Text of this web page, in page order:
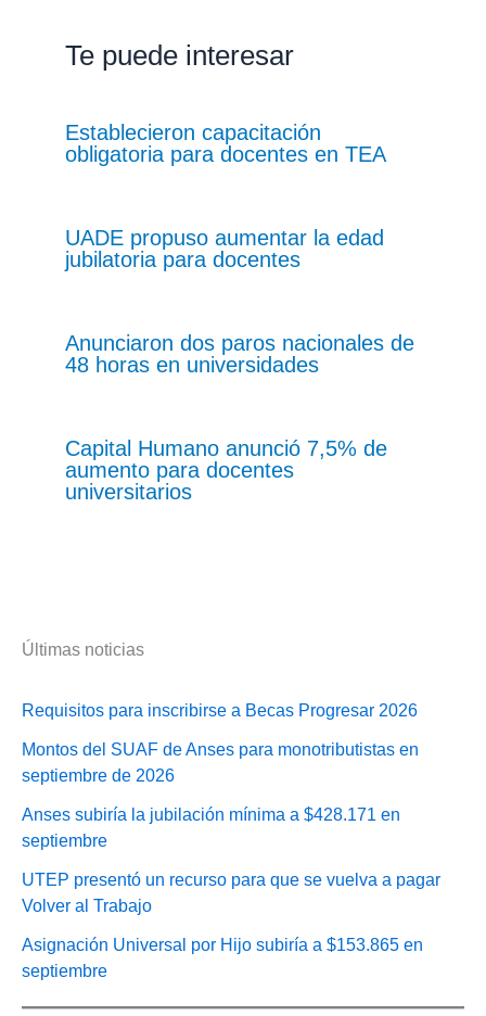
Te puede interesar
Establecieron capacitación
obligatoria para docentes en TEA
UADE propuso aumentar la edad
jubilatoria para docentes
Anunciaron dos paros nacionales de
48 horas en universidades
Capital Humano anunció 7,5% de
aumento para docentes
universitarios
Últimas noticias
Requisitos para inscribirse a Becas Progresar 2026
Montos del SUAF de Anses para monotributistas en
septiembre de 2026
Anses subiría la jubilación mínima a $428.171 en
septiembre
UTEP presentó un recurso para que se vuelva a pagar
Volver al Trabajo
Asignación Universal por Hijo subiría a $153.865 en
septiembre